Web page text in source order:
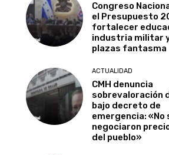
Congreso
el Presupuesto
fortalecer
industria militar
plazas fantasma
ACTUALIDAD
CMH denuncia
sobrevaloración
bajo decreto de
emergencia: «No
negociaron
del pueblo»